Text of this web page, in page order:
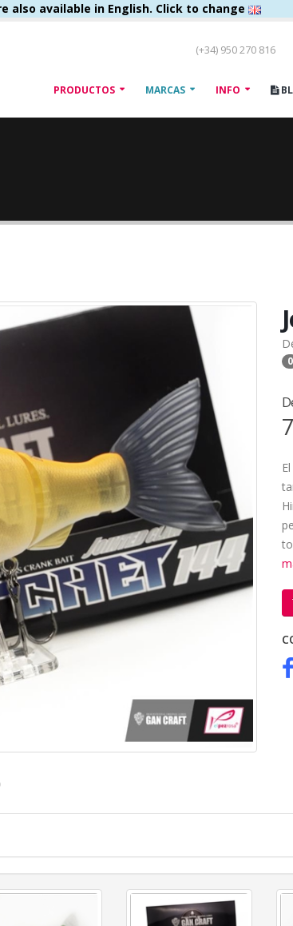
also available in English. Click to change
(+34) 950 270 816
PRODUCTOS MARCAS INFO
0